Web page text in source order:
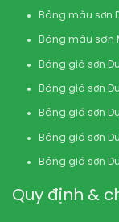
Bảng màu sơn
Bảng màu sơn
Bảng giá sơn
Bảng giá sơn
Bảng giá sơn
Bảng giá sơn
Bảng giá sơn
Quy định &